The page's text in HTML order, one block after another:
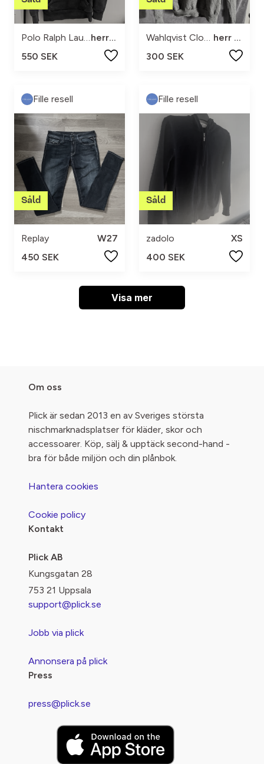
Polo Ralph Lauren
herr xs
550 SEK
Wahlqvist Clothing
herr xxs
300 SEK
Fille resell
Replay
W27
450 SEK
Fille resell
zadolo
XS
400 SEK
Visa mer
Om oss
Plick är sedan 2013 en av Sveriges största
nischmarknadsplatser för kläder, skor och
accessoarer. Köp, sälj & upptäck second-hand -
bra för både miljön och din plånbok.
Hantera cookies
Cookie policy
Kontakt
Plick AB
Kungsgatan 28
753 21 Uppsala
support@plick.se
Jobb via plick
Annonsera på plick
Press
press@plick.se